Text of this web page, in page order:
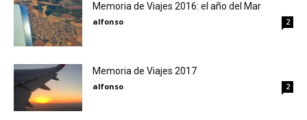
Memoria de Viajes 2016: el año del Mar
alfonso 2
Memoria de Viajes 2017
alfonso 2